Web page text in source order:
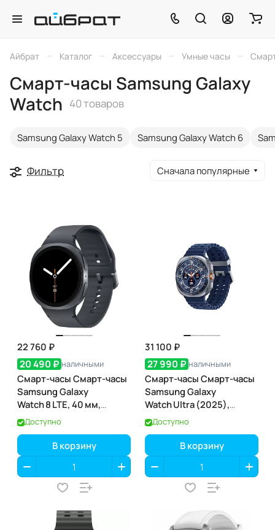
Айбрат – Каталог – Аксессуары – Умные часы –
Смарт-часы Samsung Galaxy
Watch 40 товаров
Samsung Galaxy Watch 5 Samsung Galaxy Watch 6
Фильтр Сначала популярные
22 760 ₽
20 490 ₽ наличными
Смарт-часы Смарт-часы
Samsung Galaxy
Watch 8 LTE, 40 мм,
Graphite (графит)
Доступно
В корзину
31 100 ₽
27 990 ₽ наличными
Смарт-часы Смарт-часы
Samsung Galaxy
Watch Ultra (2025),
Titanium Blue (титановый
синий)
Доступно
В корзину